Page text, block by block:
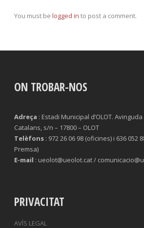
You must be logged in to post a comment.
ON TROBAR-NOS
Adreça : Estadi Municipal d’OLOT.
Catalans, s/n – 17800 – OLOT
Telèfons : 972 26 06 98 (oficines) i 636 052
Premsa)
E-mail : ueolot@ueolot.cat /
PRIVACITAT
AVÍS LEGAL